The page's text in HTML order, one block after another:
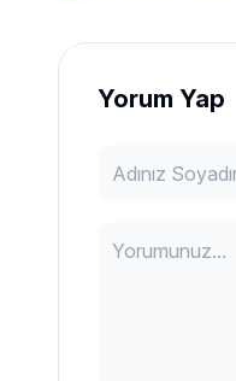
Yorum Yap